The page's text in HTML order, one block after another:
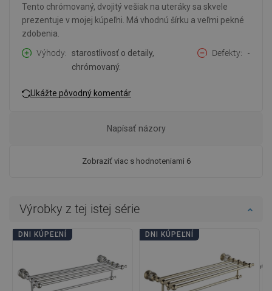
Tento chrómovaný, dvojitý vešiak na uteráky sa skvele
prezentuje v mojej kúpeľni. Má vhodnú šírku a veľmi pekné
zdobenia.
Výhody
starostlivosť o detaily,
chrómovaný.
Defekty -
Ukážte pôvodný komentár
Zobraziť viac s hodnoteniami 6
Napísať názory
Výrobky z tej istej série
DNI KÚPEĽNÍ DNI KÚPEĽNÍ